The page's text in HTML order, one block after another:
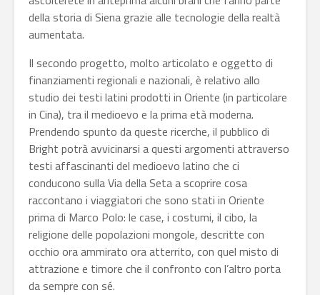
della storia di Siena grazie alle tecnologie della realtà
aumentata.
Il secondo progetto, molto articolato e oggetto di
finanziamenti regionali e nazionali, è relativo allo
studio dei testi latini prodotti in Oriente (in particolare
in Cina), tra il medioevo e la prima età moderna.
Prendendo spunto da queste ricerche, il pubblico di
Bright potrà avvicinarsi a questi argomenti attraverso
testi affascinanti del medioevo latino che ci
conducono sulla Via della Seta a scoprire cosa
raccontano i viaggiatori che sono stati in Oriente
prima di Marco Polo: le case, i costumi, il cibo, la
religione delle popolazioni mongole, descritte con
occhio ora ammirato ora atterrito, con quel misto di
attrazione e timore che il confronto con l’altro porta
da sempre con sé.